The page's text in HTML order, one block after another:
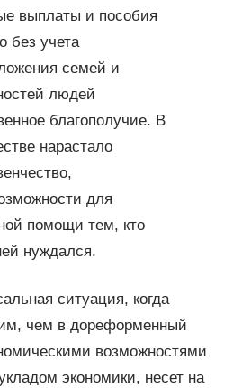
выплаты и пособия
без учета
семей и
людей
благополучие. В
нарастало
для
помощи тем, кто
нуждался.
ситуация, когда
чем в дореформенный
возможностями
экономики, несет на